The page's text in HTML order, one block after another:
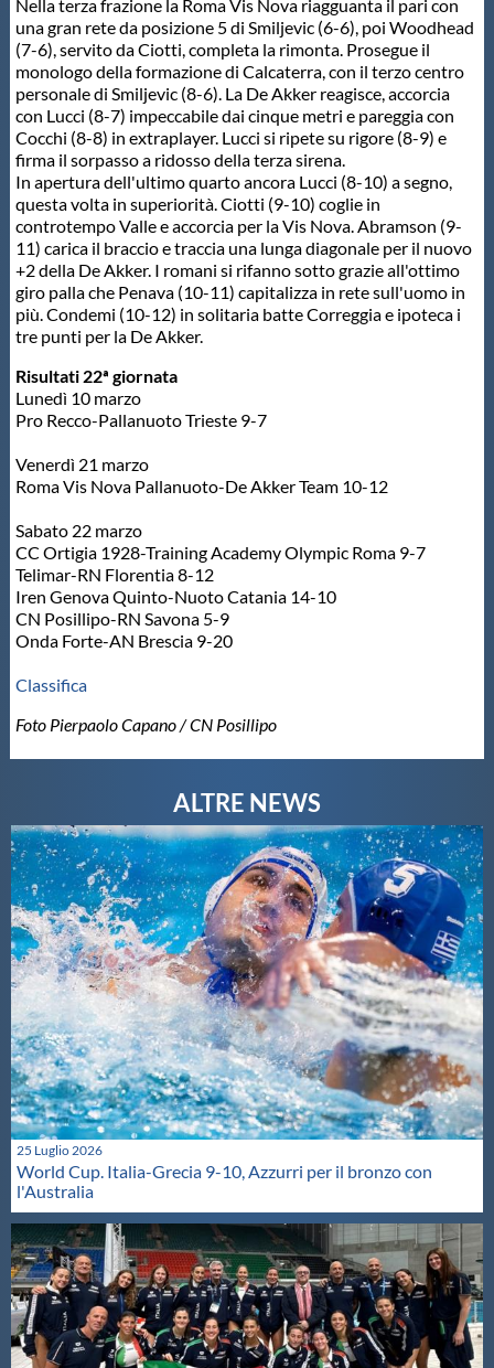
Nella terza frazione la Roma Vis Nova riagguanta il pari con
una gran rete da posizione 5 di Smiljevic (6-6), poi Woodhead
(7-6), servito da Ciotti, completa la rimonta. Prosegue il
monologo della formazione di Calcaterra, con il terzo centro
personale di Smiljevic (8-6). La De Akker reagisce, accorcia
con Lucci (8-7) impeccabile dai cinque metri e pareggia con
Cocchi (8-8) in extraplayer. Lucci si ripete su rigore (8-9) e
firma il sorpasso a ridosso della terza sirena.
In apertura dell'ultimo quarto ancora Lucci (8-10) a segno,
questa volta in superiorità. Ciotti (9-10) coglie in
controtempo Valle e accorcia per la Vis Nova. Abramson (9-
11) carica il braccio e traccia una lunga diagonale per il nuovo
+2 della De Akker. I romani si rifanno sotto grazie all'ottimo
giro palla che Penava (10-11) capitalizza in rete sull'uomo in
più. Condemi (10-12) in solitaria batte Correggia e ipoteca i
tre punti per la De Akker.
Risultati 22ª giornata
Lunedì 10 marzo
Pro Recco-Pallanuoto Trieste 9-7
Venerdì 21 marzo
Roma Vis Nova Pallanuoto-De Akker Team 10-12
Sabato 22 marzo
CC Ortigia 1928-Training Academy Olympic Roma 9-7
Telimar-RN Florentia 8-12
Iren Genova Quinto-Nuoto Catania 14-10
CN Posillipo-RN Savona 5-9
Onda Forte-AN Brescia 9-20
Classifica
Foto Pierpaolo Capano / CN Posillipo
25 Luglio 2026
World Cup. Italia-Grecia 9-10, Azzurri per il bronzo con
l'Australia